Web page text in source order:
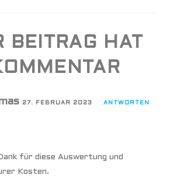
BEITRAG HAT
27. FEBRUAR 2023 ANTWORTEN
für diese Auswertung und
Kosten.